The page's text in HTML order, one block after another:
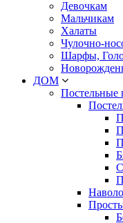
Девочкам
Мальчикам
Халаты
Чулочно-
Шарфы,
ДОМ
Постельные